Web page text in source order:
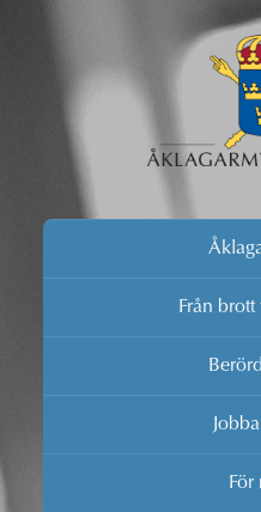
Från
För